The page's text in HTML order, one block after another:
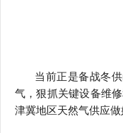
当前正是备战冬
气，狠抓关键设备维
津冀地区天然气供应做